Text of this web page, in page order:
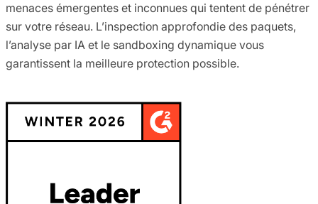
menaces émergentes et inconnues qui tentent de pénétrer
sur votre réseau. L’inspection approfondie des paquets,
l’analyse par IA et le sandboxing dynamique vous
garantissent la meilleure protection possible.